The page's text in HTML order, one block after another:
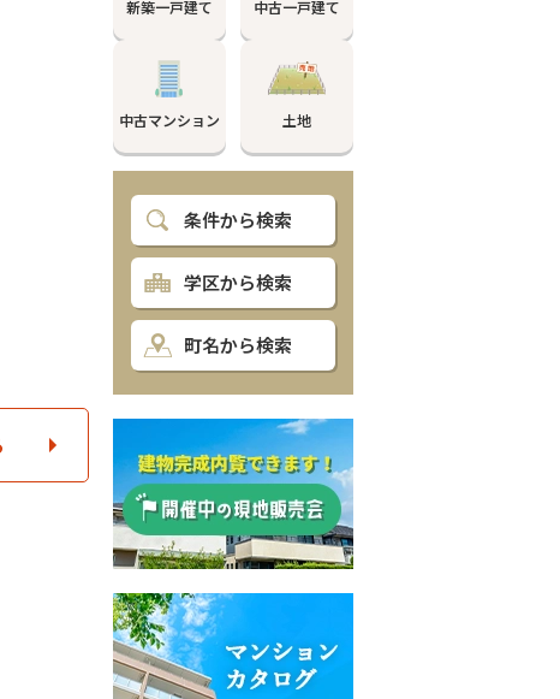
新築一戸建て 中古一戸建て
中古マンション 土地
条件から検索
学区から検索
町名から検索